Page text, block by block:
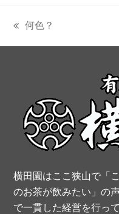
c
o
k
s
t
previous
post:
何色？
横田園はここ狭山で「
のお茶が飲みたい」の
で一貫した経営を行っ